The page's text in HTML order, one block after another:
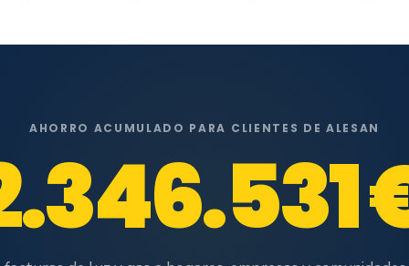
AHORRO ACUMULADO PARA CLIENTES DE ALESAN